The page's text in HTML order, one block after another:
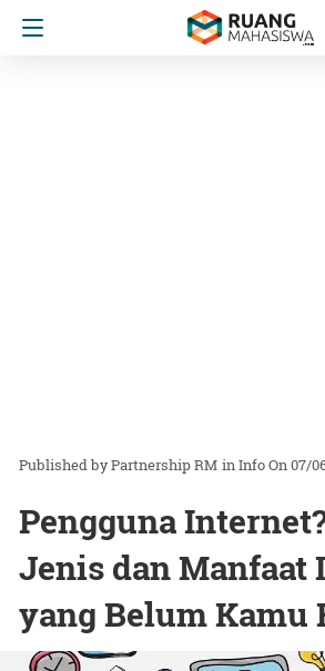
Partnership RM inInfoOn 07/
Pengguna
Jenis dan Manfaat
yang Belum Kamu